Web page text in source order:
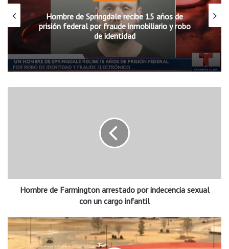
Hombre de Springdale recibe 15 años de
prisión federal por fraude inmobiliario y robo
de identidad
F
i
n
Hombre de Farmington arrestado por indecencia sexual
con un cargo infantil
M
á